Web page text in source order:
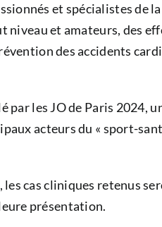
et spécialistes de
et amateurs, des
des accidents
par les JO de Paris 2024,
acteurs du « sport-
cas cliniques retenus
présentation.